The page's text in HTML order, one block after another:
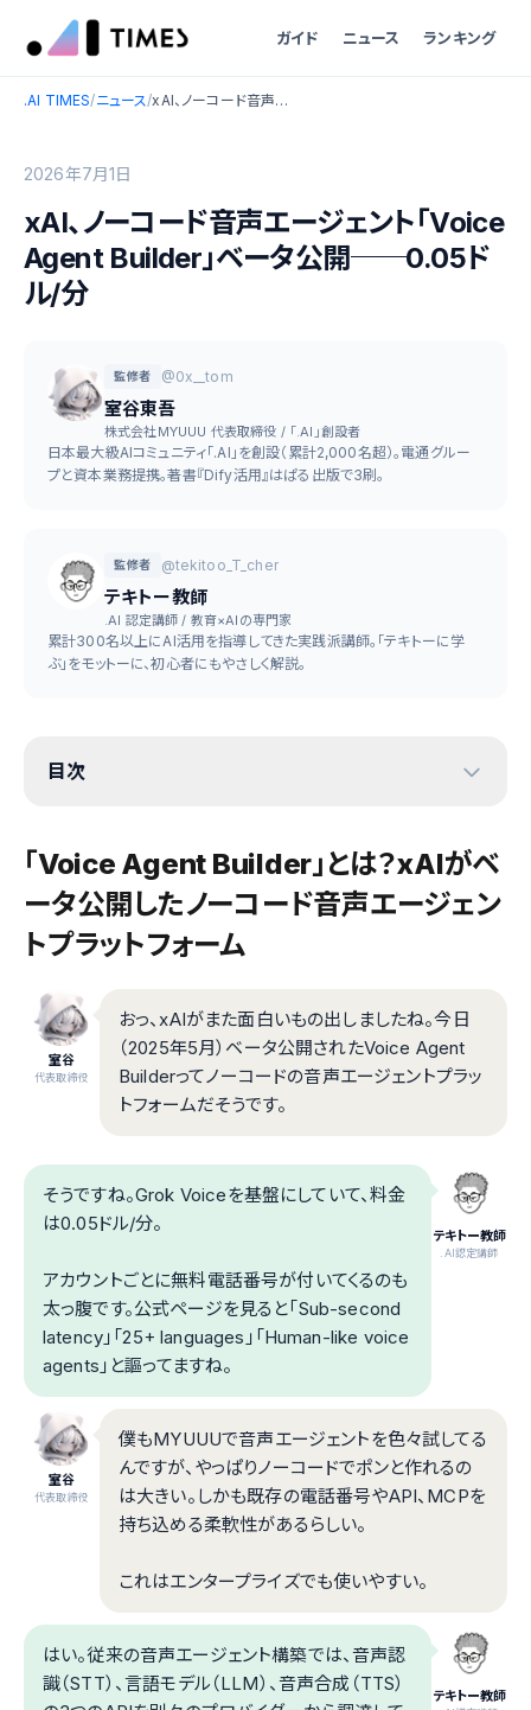
ガイド ニュース ランキング
.AI TIMES/ニュース/ xAI、ノーコード音声エージェント「Voice Agent Builder」ベータ公開──0.05ドル/分
2026年7月1日
xAI、ノーコード音声エージェント「Voice
Agent Builder」ベータ公開──0.05ド
ル/分
監修者 @0x__tom
室谷東吾
株式会社MYUUU 代表取締役 / 「.AI」創設者
日本最大級AIコミュニティ「.AI」を創設（累計2,000名超）。電通グルー
プと資本業務提携。著書『Dify活用』はぱる出版で3刷。
監修者 @tekitoo_T_cher
テキトー教師
.AI 認定講師 / 教育×AIの専門家
累計300名以上にAI活用を指導してきた実践派講師。「テキトーに学
ぶ」をモットーに、初心者にもやさしく解説。
目次
「Voice Agent Builder」とは？xAIがベ
ータ公開したノーコード音声エージェン
トプラットフォーム
室谷
代表取締役
おっ、xAIがまた面白いもの出しましたね。今日
（2025年5月）ベータ公開されたVoice Agent
Builderってノーコードの音声エージェントプラッ
トフォームだそうです。
テキトー教師
.AI認定講師
そうですね。Grok Voiceを基盤にしていて、料金
は0.05ドル/分。
アカウントごとに無料電話番号が付いてくるのも
太っ腹です。公式ページを見ると「Sub-second
latency」「25+ languages」「Human-like voice
agents」と謳ってますね。
室谷
代表取締役
僕もMYUUUで音声エージェントを色々試してる
んですが、やっぱりノーコードでポンと作れるの
は大きい。しかも既存の電話番号やAPI、MCPを
持ち込める柔軟性があるらしい。
これはエンタープライズでも使いやすい。
テキトー教師
はい。従来の音声エージェント構築では、音声認
識（STT）、言語モデル（LLM）、音声合成（TTS）